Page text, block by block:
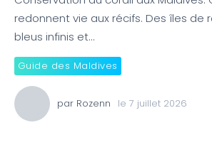
Guide des Maldives
redonnent vie aux récifs. Des îles de
bleus infinis et…
par Rozenn le 7 juillet 2026